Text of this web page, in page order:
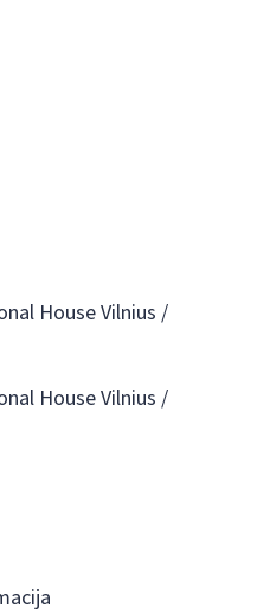
House Vilnius /
House Vilnius /